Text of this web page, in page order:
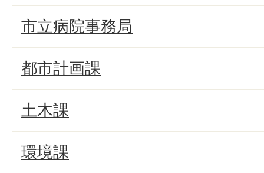
市立病院事務局
都市計画課
土木課
環境課